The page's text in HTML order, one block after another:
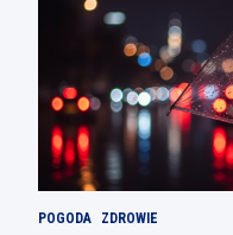
POGODA ZDROWIE